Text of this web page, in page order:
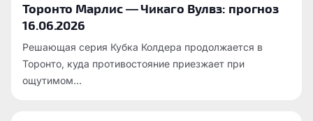
Торонто Марлис — Чикаго Вулвз: прогноз
16.06.2026
Решающая серия Кубка Колдера продолжается в
Торонто, куда противостояние приезжает при
ощутимом...